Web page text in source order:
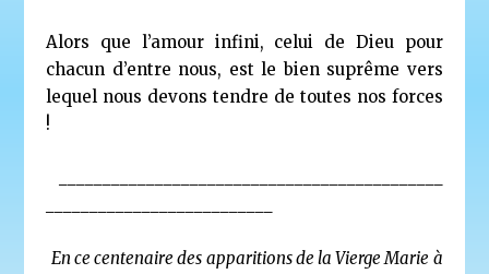
Alors que l’amour infini, celui de Dieu pour
chacun d’entre nous, est le bien suprême vers
lequel nous devons tendre de toutes nos forces
!
En ce centenaire des apparitions de la Vierge Marie à